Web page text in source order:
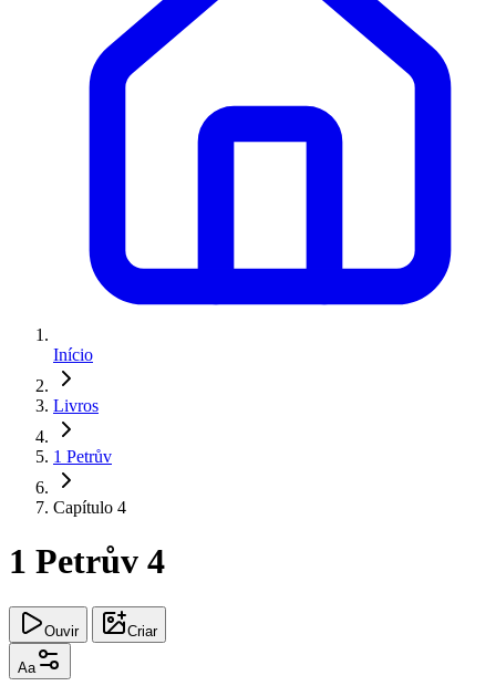
Início
Livros
1 Petrův
Capítulo 4
1 Petrův 4
Ouvir Criar
Aa